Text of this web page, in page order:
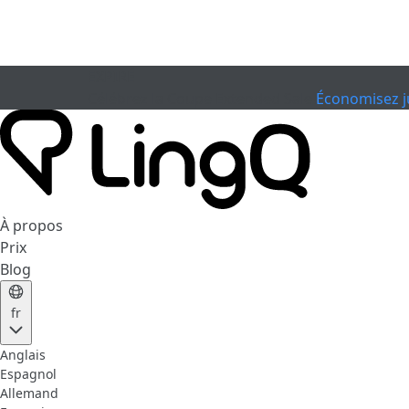
Économisez
À propos
Prix
Blog
fr
Anglais
Espagnol
Allemand